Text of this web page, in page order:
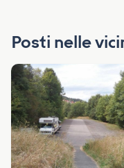
Posti nelle